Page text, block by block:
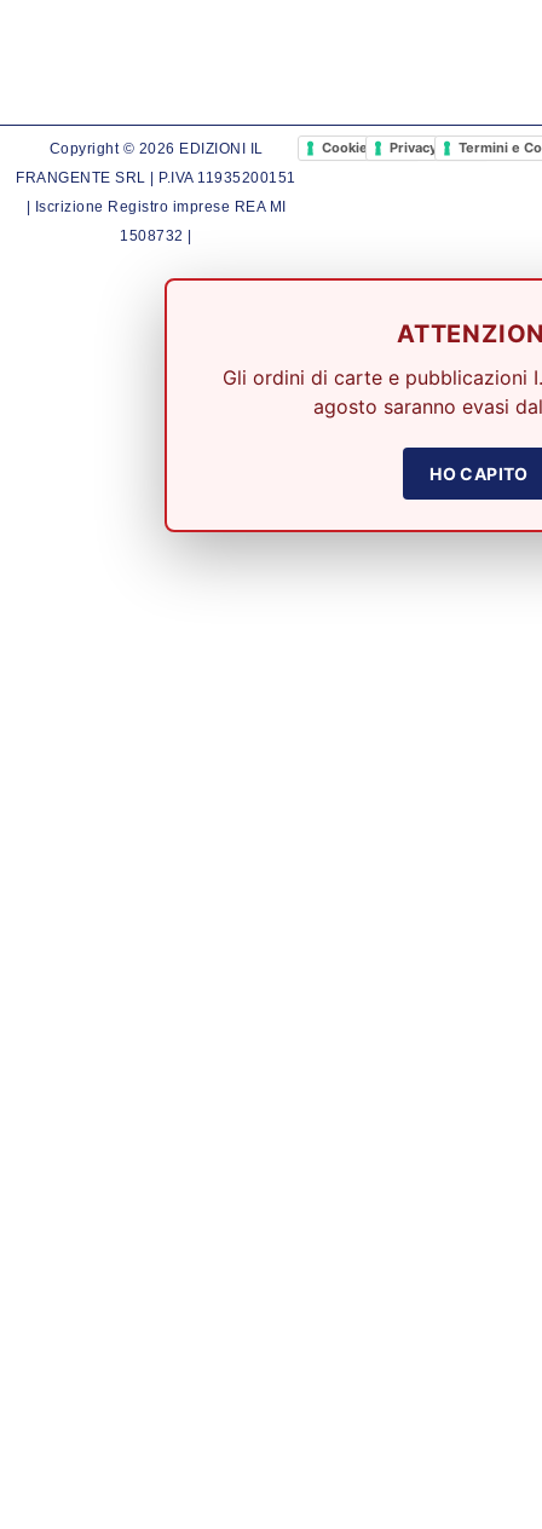
Copyright © 2026 EDIZIONI IL
FRANGENTE SRL | P.IVA 11935200151
| Iscrizione Registro imprese REA MI
1508732 |
Cookie PolicyPrivacy PolicyTermini e
Gli ordini di carte e pubblicazioni
agosto saranno evasi
HO CAPITO